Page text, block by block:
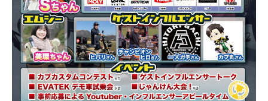
フルフェイス
FULL-FACE
スポー